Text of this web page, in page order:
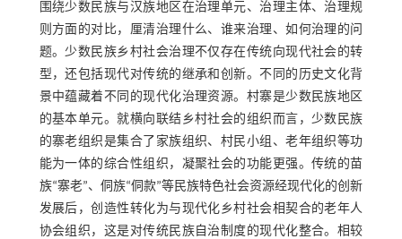
围绕少数民族与汉族地区在治理单元、治理主体、治理规
则方面的对比，厘清治理什么、谁来治理、如何治理的问
题。少数民族乡村社会治理不仅存在传统向现代社会的转
型，还包括现代对传统的继承和创新。不同的历史文化背
景中蕴藏着不同的现代化治理资源。村寨是少数民族地区
的基本单元。就横向联结乡村社会的组织而言，少数民族
的寨老组织是集合了家族组织、村民小组、老年组织等功
能为一体的综合性组织，凝聚社会的功能更强。传统的苗
族“寨老”、侗族“侗款”等民族特色社会资源经现代化的创新
发展后，创造性转化为与现代化乡村社会相契合的老年人
协会组织，这是对传统民族自治制度的现代化整合。相较